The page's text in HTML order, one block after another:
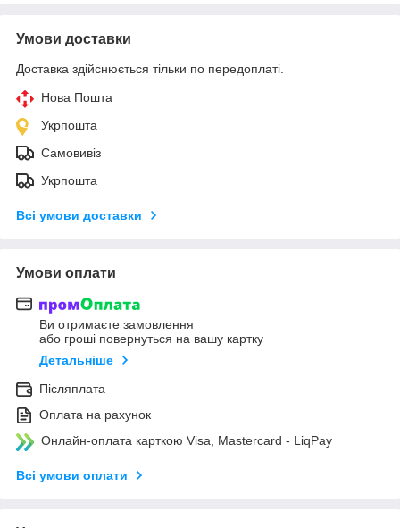
Умови доставки
Доставка здійснюється тільки по передоплаті.
Нова Пошта
Укрпошта
Самовивіз
Укрпошта
Всі умови доставки
Умови оплати
Ви отримаєте замовлення
або гроші повернуться на вашу картку
Детальніше
Післяплата
Оплата на рахунок
Онлайн-оплата карткою Visa, Mastercard - LiqPay
Всі умови оплати